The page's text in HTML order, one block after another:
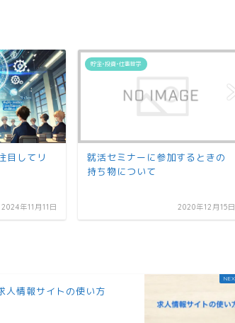
目してリ
2024年11月11日
貯金•投資•仕事哲学
就活セミナーに参加するときの
持ち物について
2020年12月15日
人情報サイトの使い方